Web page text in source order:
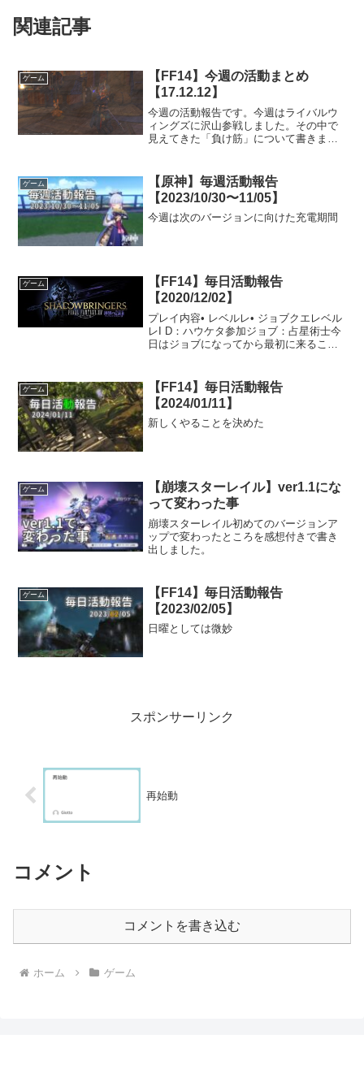
関連記事
ゲーム
【FF14】今週の活動まとめ
【17.12.12】
今週の活動報告です。今週はライバルウ
ィングズに沢山参戦しました。その中で
見えてきた「負け筋」について書きまし
ゲーム
【原神】毎週活動報告
【2023/10/30〜11/05】
今週は次のバージョンに向けた充電期間
ゲーム
【FF14】毎日活動報告
【2020/12/02】
プレイ内容• レベルレ• ジョブクエレベル
レI D：ハウケタ参加ジョブ：占星術士今
日はジョブになってから最初に来ること
す。初見ではないようでしたが、道順を
覚えていない感じ...
ゲーム
【FF14】毎日活動報告
【2024/01/11】
新しくやることを決めた
ゲーム
【崩壊スターレイル】ver1.1にな
って変わった事
崩壊スターレイル初めてのバージョンア
ップで変わったところを感想付きで書き
出しました。
ゲーム
【FF14】毎日活動報告
【2023/02/05】
日曜としては微妙
スポンサーリンク
再始動
コメント
コメントを書き込む
ホーム ゲーム